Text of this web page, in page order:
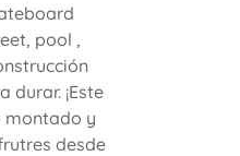
pool ,
durar. ¡Este
montado y
desde